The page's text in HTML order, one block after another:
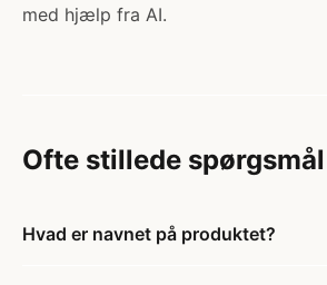
med hjælp fra AI.
Ofte stillede spørgsmål
Hvad er navnet på produktet?